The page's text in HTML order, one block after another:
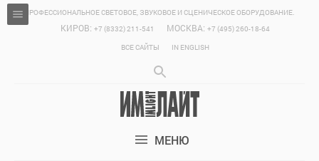
ПРОФЕССИОНАЛЬНОЕ СВЕТОВОЕ, ЗВУКОВОЕ И СЦЕНИЧЕСКОЕ ОБОРУДОВАНИЕ.
КИРОВ: +7 (8332) 211-541 МОСКВА: +7 (495) 260-18-64
ВСЕ САЙТЫ
IN ENGLISH
МЕНЮ